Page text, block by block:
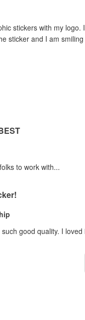
stickers with my
sticker and I am
to work with...
good quality. I loved